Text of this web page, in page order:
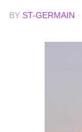
BY ST-GERMAIN ·